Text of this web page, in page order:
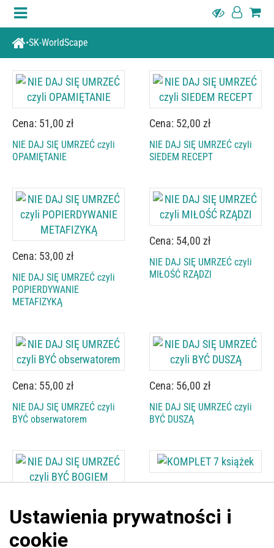
SK-WorldScape
Cena: 51,00 zł
NIE DAJ SIĘ UMRZEĆ czyli
OPAMIĘTANIE
Cena: 52,00 zł
NIE DAJ SIĘ UMRZEĆ czyli
SIEDEM RECEPT
Cena: 53,00 zł
NIE DAJ SIĘ UMRZEĆ czyli
POPIERDYWANIE
METAFIZYKĄ
Cena: 54,00 zł
NIE DAJ SIĘ UMRZEĆ czyli
MIŁOŚĆ RZĄDZI
Cena: 55,00 zł
NIE DAJ SIĘ UMRZEĆ czyli
BYĆ obserwatorem
Cena: 56,00 zł
NIE DAJ SIĘ UMRZEĆ czyli
BYĆ DUSZĄ
NIE DAJ SIĘ UMRZEĆ czyli
BYĆ BOGIEM
KOMPLET 7 książek